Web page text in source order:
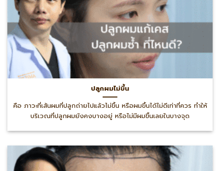
ปลูกผมไม่ขึ้น
คือ ภาวะที่เส้นผมที่ปลูกถ่ายไปแล้วไม่ขึ้น หรือผมขึ้นได้ไม่ดีเท่าที่ควร ทำให้
บริเวณที่ปลูกผมยังคงบางอยู่ หรือไม่มีผมขึ้นเลยในบางจุด